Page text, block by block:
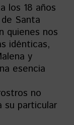
los 18 años
Santa
quienes nos
idénticas,
y
esencia
no
su particular